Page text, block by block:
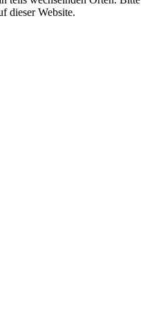
dieser Website.